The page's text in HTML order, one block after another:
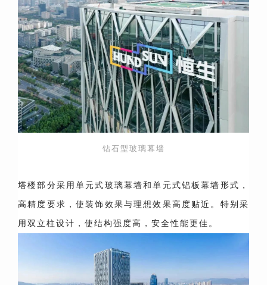
钻石型玻璃幕墙
塔楼部分采用单元式玻璃幕墙和单元式铝板幕墙形式，
高精度要求，使装饰效果与理想效果高度贴近。特别采
用双立柱设计，使结构强度高，安全性能更佳。